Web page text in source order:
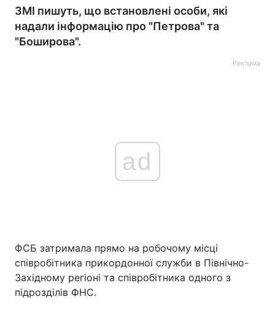
Головна Війна
Україна
ЗМІ пишуть, що встановлені особи, які
надали інформацію про "Петрова" та
"Боширова".
Реклама
ad
ФСБ затримала прямо на робочому місці
співробітника прикордонної служби в Північно-
Західному регіоні та співробітника одного з
підрозділів ФНС.